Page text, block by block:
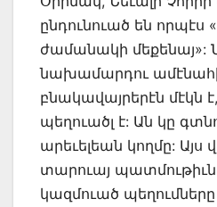
ընդունուած են որպէս
ժամանակի մեքենայ»:
նախամարդու
բնակավայրերէն մէկն
պեղուածլ է: Ան կը
արեւելեան կողմը: Այս
տարուայ պատմութիւն:
կազմուած